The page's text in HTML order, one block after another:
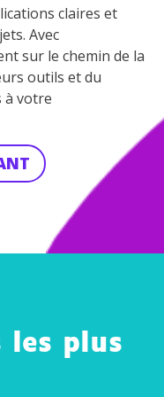
claires et
Avec
sur le chemin de la
outils et du
à votre
les plus